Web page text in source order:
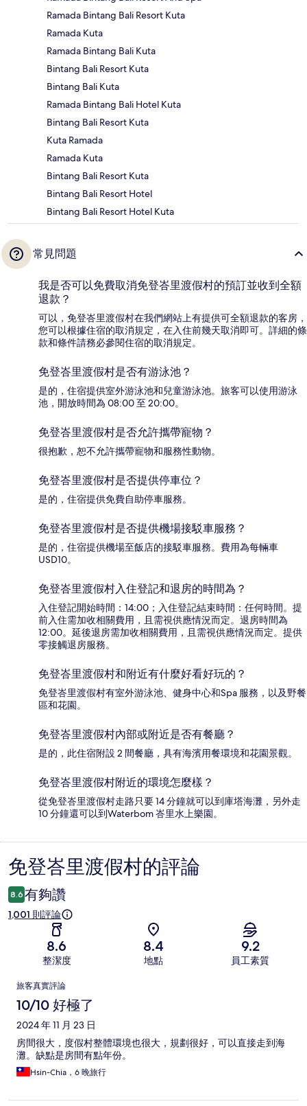
Ramada Bintang Bali Resort Kuta
Ramada Kuta
Ramada Bintang Bali Kuta
Bintang Bali Resort Kuta
Bintang Bali Kuta
Ramada Bintang Bali Hotel Kuta
Bintang Bali Resort Kuta
Kuta Ramada
Ramada Kuta
Bintang Bali Resort Kuta
Bintang Bali Resort Hotel
Bintang Bali Resort Hotel Kuta
常見問題
我是否可以免費取消免登峇里渡假村的預訂並收到全額
退款？
可以，免登峇里渡假村在我們網站上有提供可全額退款的客房，
您可以根據住宿的取消規定，在入住前幾天取消即可。詳細的條
款和條件請務必參閱住宿的取消規定。
免登峇里渡假村是否有游泳池？
是的，住宿提供室外游泳池和兒童游泳池。旅客可以使用游泳
池，開放時間為 08:00 至 20:00。
免登峇里渡假村是否允許攜帶寵物？
很抱歉，恕不允許攜帶寵物和服務性動物。
免登峇里渡假村是否提供停車位？
是的，住宿提供免費自助停車服務。
免登峇里渡假村是否提供機場接駁車服務？
是的，住宿提供機場至飯店的接駁車服務。費用為每輛車
USD10。
免登峇里渡假村入住登記和退房的時間為？
入住登記開始時間：14:00；入住登記結束時間：任何時間。提
前入住需加收相關費用，且需視供應情況而定。退房時間為
12:00。延後退房需加收相關費用，且需視供應情況而定。提供
零接觸退房服務。
免登峇里渡假村和附近有什麼好看好玩的？
免登峇里渡假村有室外游泳池、健身中心和Spa 服務，以及野餐
區和花園。
免登峇里渡假村內部或附近是否有餐廳？
是的，此住宿附設 2 間餐廳，具有海濱用餐環境和花園景觀。
免登峇里渡假村附近的環境怎麼樣？
從免登峇里渡假村走路只要 14 分鐘就可以到庫塔海灘，另外走
10 分鐘還可以到Waterbom 峇里水上樂園。
評
論
免登峇里渡假村的評論
8.6 有夠讚
1,001 則評論
8.6
整潔度
8.4
地點
9.2
員工素質
評
論
旅客真實評論
10/10 好極了
2024 年 11 月 23 日
房間很大，度假村整體環境也很大，規劃很好，可以直接走到海
灘。缺點是房間有點年份。
Hsin-Chia，6 晚旅行